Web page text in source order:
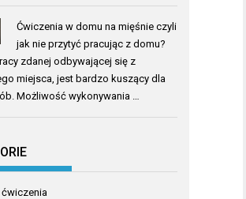
Ćwiczenia w domu na mięśnie czyli
jak nie przytyć pracując z domu?
zdanej odbywającej się z
miejsca, jest bardzo kuszący dla
Możliwość wykonywania …